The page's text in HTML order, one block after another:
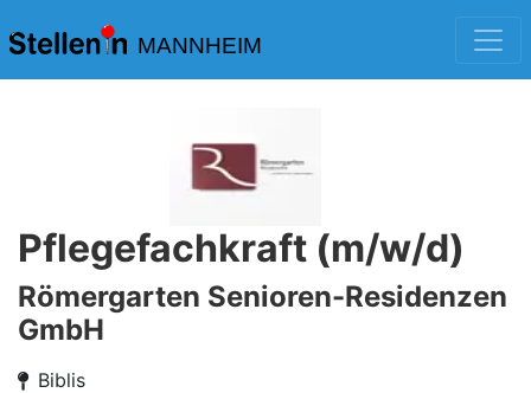
MANNHEIM
Pflegefachkraft (m/w/d)
Römergarten Senioren-Residenzen
GmbH
Biblis